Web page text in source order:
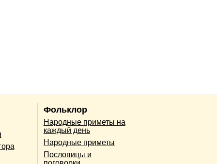
Фольклор
Народные приметы на
каждый день
Народные приметы
Пословицы и